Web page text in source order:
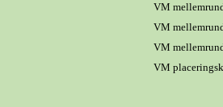
VM
VM
VM
VM